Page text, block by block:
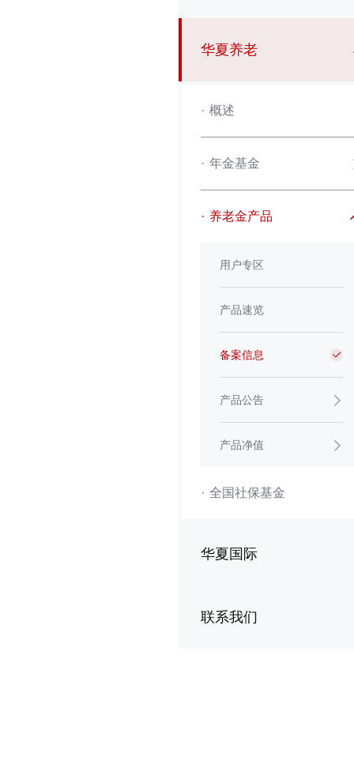
华夏养老
· 概述
· 年金基金
· 养老金产品
用户专区
产品速览
备案信息
产品公告
产品净值
· 全国社保基金
华夏国际
联系我们